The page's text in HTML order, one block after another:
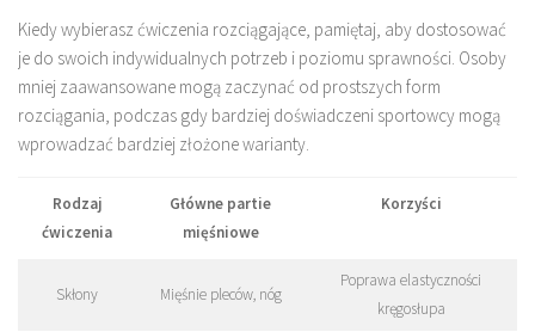
Kiedy wybierasz ćwiczenia rozciągające, pamiętaj, aby dostosować
je do swoich indywidualnych potrzeb i poziomu sprawności. Osoby
mniej zaawansowane mogą zaczynać od prostszych form
rozciągania, podczas gdy bardziej doświadczeni sportowcy mogą
wprowadzać bardziej złożone warianty.
Rodzaj
ćwiczenia
Główne partie
mięśniowe
Korzyści
Skłony Mięśnie pleców, nóg
Poprawa elastyczności
kręgosłupa